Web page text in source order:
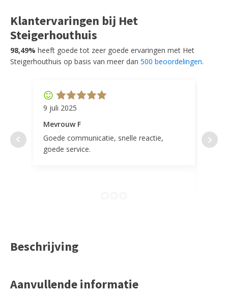
Klantervaringen bij Het
Steigerhouthuis
98,49% heeft goede tot zeer goede ervaringen met Het
Steigerhouthuis op basis van meer dan 500 beoordelingen.
9 juli 2025
Mevrouw F
Goede communicatie, snelle reactie,
goede service.
door
Beschrijving
Aanvullende informatie